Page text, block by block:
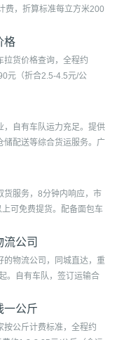
费，折算标准每立方米200
格
拉货价格查询，全程约
元（折合2.5-4.5元/公
，自有车队运力充足。提供
储配送等综合货运服务。广
货服务，8分钟内响应，市
可免费提货。配备面包车
流公司
的物流公司，同城直达，重
。自有车队，签订运输合
一公斤
按公斤计费标准，全程约